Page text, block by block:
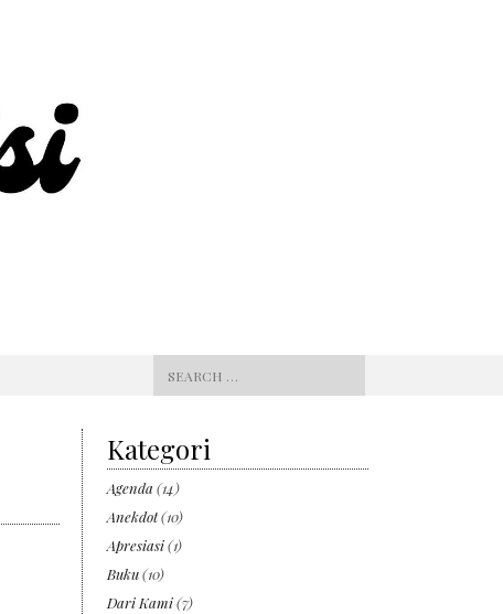
Search
for:
Kategori
Agenda (14)
Anekdot(10)
Apresiasi(1)
Buku(10)
Dari Kami(7)